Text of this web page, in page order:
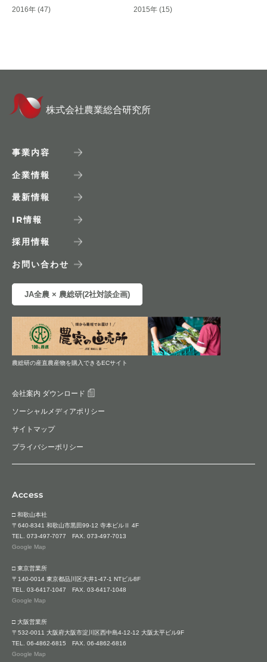
2016年 (47) 2015年 (15)
株式会社農業総合研究所
事業内容
企業情報
最新情報
IR情報
採用情報
お問い合わせ
JA全農 × 農総研(2社対談企画)
農総研の産直農産物を購入できるECサイト
会社案内 ダウンロード
ソーシャルメディアポリシー
サイトマップ
プライバシーポリシー
Access
□ 和歌山本社
〒640-8341 和歌山市黒田99-12 寺本ビルⅡ 4F
TEL. 073-497-7077 FAX. 073-497-7013
Google Map
□ 東京営業所
〒140-0014 東京都品川区大井1-47-1 NTビル8F
TEL. 03-6417-1047 FAX. 03-6417-1048
Google Map
□ 大阪営業所
〒532-0011 大阪府大阪市淀川区西中島4-12-12 大阪太平ビル9F
TEL. 06-4862-6815 FAX. 06-4862-6816
Google Map